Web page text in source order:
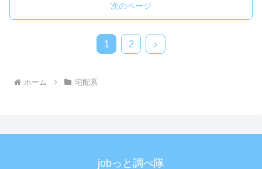
次のページ
1 2
次
ホーム 宅配系
jobっと調べ隊